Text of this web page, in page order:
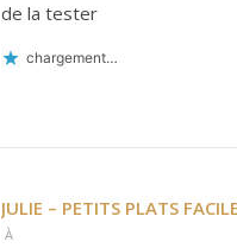
de la tester
chargement…
JULIE – PETITS PLATS
À